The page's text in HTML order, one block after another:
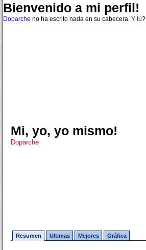
Bienvenido a mi perfil!
Doparche no ha escrito nada en su cabecera. Y tú?
Mi, yo, yo mismo!
Doparche
Resumen Ultimas Mejores Gráfica